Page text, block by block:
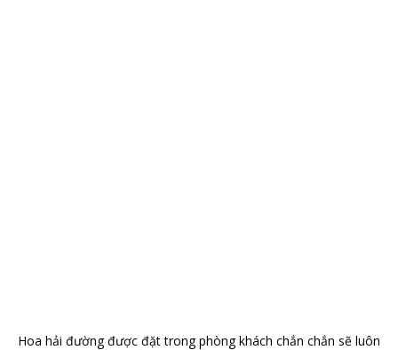
Hoa hải đường được đặt trong phòng khách chắn chắn sẽ luôn